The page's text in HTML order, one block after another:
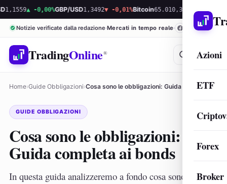
Azioni
ETF
Forex
Broker
▲ -0,00%GBP/USD1,3492▼ -0,01%Bitcoin65.010,38 ▲ 0,13% Ethereum
Notizie verificate dalla redazione Mercati in tempo reale
TradingOnline®
Home›Guide Obbligazioni› Cosa sono le obbligazioni: Guida completa ai bonds
GUIDE OBBLIGAZIONI
Cosa sono le obbligazioni:
Guida completa ai bonds
In questa guida analizzeremo a fondo cosa sono le